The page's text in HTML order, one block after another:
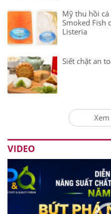
Mỹ thu hồi
Smoked Fish
Listeria
Siết chặt an
VIDEO